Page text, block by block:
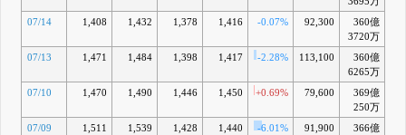
07/14 1,408 1,432 1,378 1,416 -0.07% 92,300
360億
3720万
07/13 1,471 1,484 1,398 1,417 -2.28% 113,100
360億
6265万
07/10 1,470 1,490 1,446 1,450 +0.69% 79,600
369億
250万
07/09 1,511 1,539 1,428 1,440 -6.01% 91,900
366億